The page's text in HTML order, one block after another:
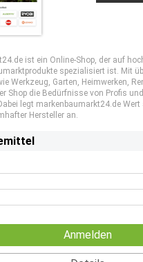
ist ein Online-Shop, der auf
spezialisiert ist. Mit
Werkzeug, Garten, Heimwerken,
Shop die Bedürfnisse von Profis
legt markenbaumarkt24.de
Hersteller an.
Anmelden